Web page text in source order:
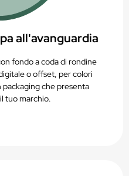
all'avanguardia
fondo a coda di rondine
o offset, per colori
che presenta
tuo marchio.